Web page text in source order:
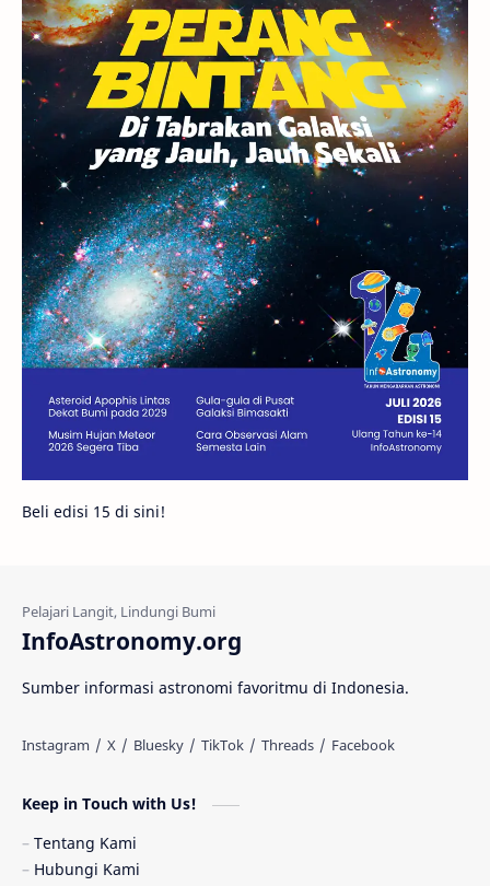
GBT 2018 UFO Advertorial
Astrofotografi
Stasiun Luar Angkasa Internasional
Gugus Bintang Menarik Dibaca
Venus Pluto Galaksi Kerdil
Gambar Harian Titan
Bintang Neutron Hubble Tips
Juno Bintang Biner
Fakta Galaksi Spiral
Gerhana Matahari
Quasar
Beli edisi 15 di sini!
InfoAstronomy.org
Sumber informasi astronomi favoritmu di Indonesia.
Keep in Touch with Us!
Tentang Kami
Hubungi Kami